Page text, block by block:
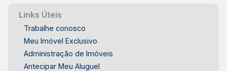
Links Úteis
Trabalhe conosco
Meu Imóvel Exclusivo
Administração de Imóveis
Antecipar Meu Aluguel